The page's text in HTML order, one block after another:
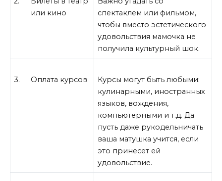
или кино
спектаклем или фильмом,
чтобы вместо эстетического
удовольствия мамочка не
получила культурный шок.
3. Оплата курсов
Курсы могут быть любыми:
кулинарными, иностранных
языков, вождения,
компьютерными и т.д. Да
пусть даже рукодельничать
ваша матушка учится, если
это принесет ей
удовольствие.